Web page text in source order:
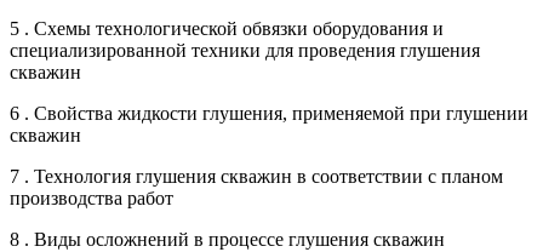
5 . Схемы технологической обвязки оборудования и
специализированной техники для проведения глушения
скважин
6 . Свойства жидкости глушения, применяемой при глушении
скважин
7 . Технология глушения скважин в соответствии с планом
производства работ
8 . Виды осложнений в процессе глушения скважин